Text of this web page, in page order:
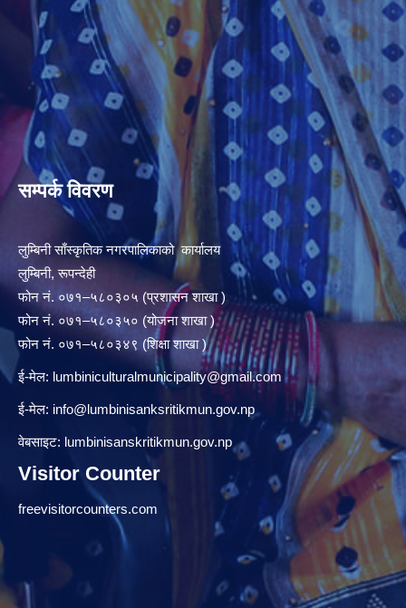
सम्पर्क विवरण
लुम्बिनी साँस्कृतिक नगरपालिकाको कार्यालय
लुम्बिनी, रूपन्देही
फोन नं. ०७१–५८०३०५ (प्रशासन शाखा )
फोन नं. ०७१–५८०३५० (योजना शाखा )
फोन नं. ०७१–५८०३४९ (शिक्षा शाखा )
ई-मेल: lumbiniculturalmunicipality@gmail.com
ई-मेल: info@lumbinisanksritikmun.gov.np
वेबसाइट: lumbinisanskritikmun.gov.np
Visitor Counter
freevisitorcounters.com